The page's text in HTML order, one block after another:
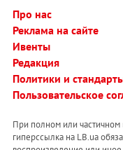
Про нас
Реклама на сайте
Ивенты
Редакция
Политики и
Пользовательское
При полном или
гиперссылка на LB.ua